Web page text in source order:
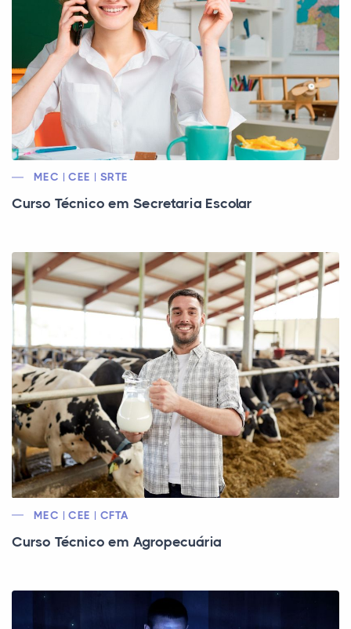
MEC | CEE | SRTE
Curso Técnico em Secretaria Escolar
MEC | CEE | CFTA
Curso Técnico em Agropecuária